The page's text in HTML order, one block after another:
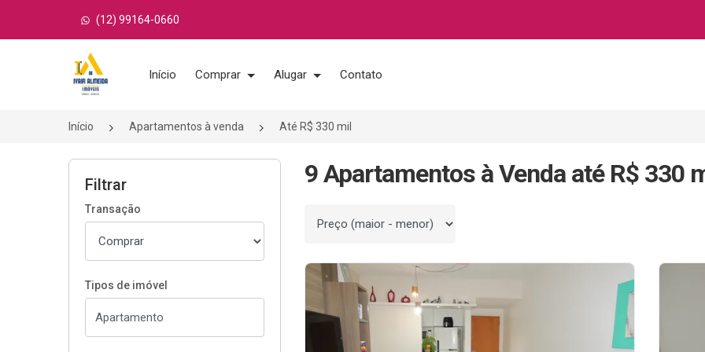
(12) 99164-0660
Página inicial
Início Comprar Alugar Contato
Início Apartamentos à venda Até R$ 330 mil
Filtrar
Transação
Tipos de imóvel
9 Apartamentos à Venda até R$ 330
Ordenar por